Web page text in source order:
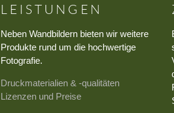
LEISTUNGEN
Neben Wandbildern bieten wir weitere
Produkte rund um die hochwertige
Fotografie.
Druckmaterialien & -qualitäten
Lizenzen und Preise